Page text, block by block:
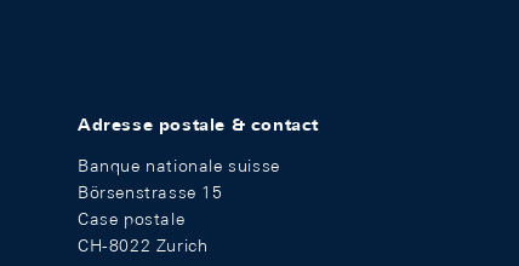
Adresse postale & contact
Banque nationale suisse
Börsenstrasse 15
Case postale
CH-8022 Zurich